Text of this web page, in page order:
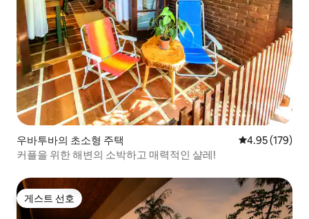
우바투바의 초소형 주택 평점 4.95점(5
4.95 (179)
커플을 위한 해변의 소박하고 매력적인 샬레!
게스트 선호
게스트 선호